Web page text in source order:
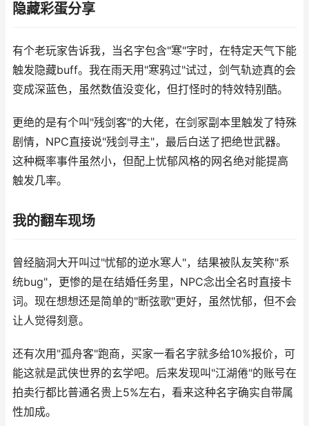
隐藏彩蛋分享
有个老玩家告诉我，当名字包含"寒"字时，在特定天气下能
触发隐藏buff。我在雨天用"寒鸦过"试过，剑气轨迹真的会
变成深蓝色，虽然数值没变化，但打怪时的特效特别酷。
更绝的是有个叫"残剑客"的大佬，在剑冢副本里触发了特殊
剧情，NPC直接说"残剑寻主"，最后白送了把绝世武器。
这种概率事件虽然小，但配上忧郁风格的网名绝对能提高
触发几率。
我的翻车现场
曾经脑洞大开叫过"忧郁的逆水寒人"，结果被队友笑称"系
统bug"，更惨的是在结婚任务里，NPC念出全名时直接卡
词。现在想想还是简单的"断弦歌"更好，虽然忧郁，但不会
让人觉得刻意。
还有次用"孤舟客"跑商，买家一看名字就多给10%报价，可
能这就是武侠世界的玄学吧。后来发现叫"江湖倦"的账号在
拍卖行都比普通名贵上5%左右，看来这种名字确实自带属
性加成。